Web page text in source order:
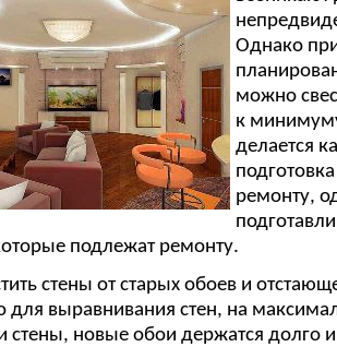
Однако
можно
к
делается
ремонту,
подлежат ремонту.
стены от старых обоев и
для выравнивания стен, на
стены, новые обои держатся долго